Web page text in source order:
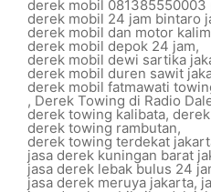
derek mobil 081385550003
derek mobil 24 jam bintaro
derek mobil dan motor
derek mobil depok 24 jam,
derek mobil dewi sartika
derek mobil duren sawit
derek mobil fatmawati
, Derek Towing di Radio
derek towing kalibata,
derek towing rambutan,
derek towing terdekat
jasa derek kuningan barat
jasa derek lebak bulus 24
jasa derek meruya jakarta,